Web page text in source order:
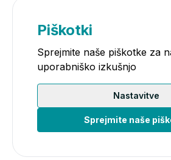
Piškotki
Sprejmite naše piškotke za
uporabniško izkušnjo
Nastavitve
Sprejmite naše